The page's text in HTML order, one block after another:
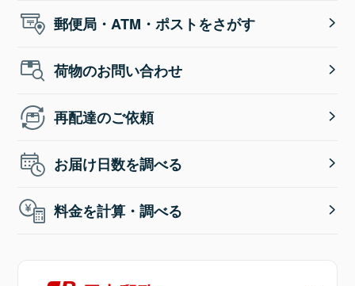
郵便局・ATM・ポストをさがす
荷物のお問い合わせ
再配達のご依頼
お届け日数を調べる
料金を計算・調べる